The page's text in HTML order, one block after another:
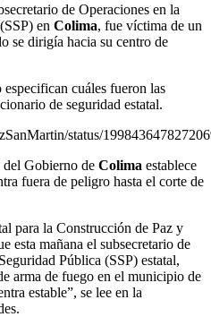
de Operaciones en la
en Colima, fue víctima de un
se dirigía hacia su centro de
cuáles fueron las
de seguridad estatal.
status/
Gobierno de Colima establece
fuera de peligro hasta el corte de
para la Construcción de Paz y
esta mañana el subsecretario de
Pública (SSP) estatal,
arma de fuego en el municipio de
estable”, se lee en la